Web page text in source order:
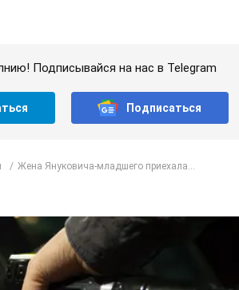
Подписывайся на нас в Telegram
Подписаться
Жена Януковича-младшего приехала...